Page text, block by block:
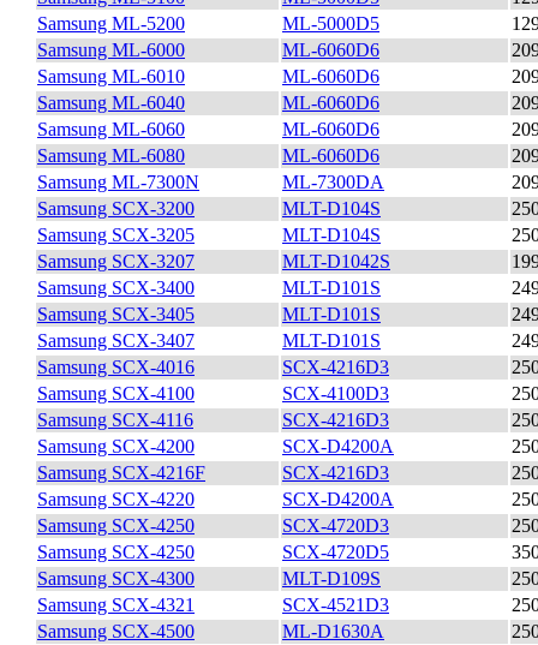
Samsung ML-5200
ML-5000D5
Samsung ML-6000
ML-6060D6
Samsung ML-6010
ML-6060D6
Samsung ML-6040
ML-6060D6
Samsung ML-6060
ML-6060D6
Samsung ML-6080
ML-6060D6
Samsung ML-7300N
ML-7300DA
Samsung SCX-3200
MLT-D104S
Samsung SCX-3205
MLT-D104S
Samsung SCX-3207
MLT-D1042S
Samsung SCX-3400
MLT-D101S
Samsung SCX-3405
MLT-D101S
Samsung SCX-3407
MLT-D101S
Samsung SCX-4016
SCX-4216D3
Samsung SCX-4100
SCX-4100D3
Samsung SCX-4116
SCX-4216D3
Samsung SCX-4200
SCX-D4200A
Samsung SCX-4216F
SCX-4216D3
Samsung SCX-4220
SCX-D4200A
Samsung SCX-4250
SCX-4720D3
Samsung SCX-4250
SCX-4720D5
Samsung SCX-4300
MLT-D109S
Samsung SCX-4321
SCX-4521D3
Samsung SCX-4500
ML-D1630A